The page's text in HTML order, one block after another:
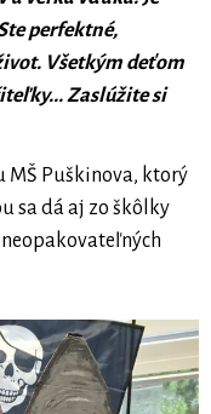
perfektné,
Všetkým deťom
Zaslúžite si
MŠ Puškinova, ktorý
sa dá aj zo škôlky